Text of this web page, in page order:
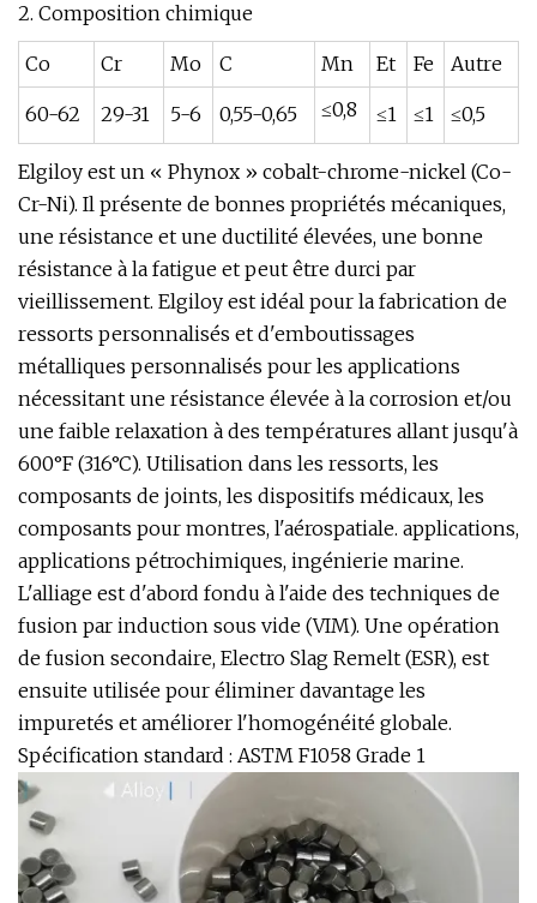
2. Composition chimique
Co Cr Mo C Mn Et Fe Autre
60-62 29-31 5-6 0,55-0,65 ≤0,8 ≤1 ≤1 ≤0,5
Elgiloy est un « Phynox » cobalt-chrome-nickel (Co-
Cr-Ni). Il présente de bonnes propriétés mécaniques,
une résistance et une ductilité élevées, une bonne
résistance à la fatigue et peut être durci par
vieillissement. Elgiloy est idéal pour la fabrication de
ressorts personnalisés et d'emboutissages
métalliques personnalisés pour les applications
nécessitant une résistance élevée à la corrosion et/ou
une faible relaxation à des températures allant jusqu'à
600°F (316°C). Utilisation dans les ressorts, les
composants de joints, les dispositifs médicaux, les
composants pour montres, l'aérospatiale. applications,
applications pétrochimiques, ingénierie marine.
L'alliage est d'abord fondu à l'aide des techniques de
fusion par induction sous vide (VIM). Une opération
de fusion secondaire, Electro Slag Remelt (ESR), est
ensuite utilisée pour éliminer davantage les
impuretés et améliorer l'homogénéité globale.
Spécification standard : ASTM F1058 Grade 1